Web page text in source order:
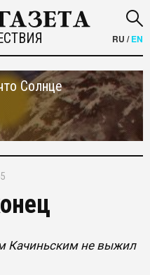
RU /EN
Солнце
Качиньским не выжил